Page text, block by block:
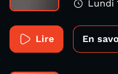
Lundi
Lire En